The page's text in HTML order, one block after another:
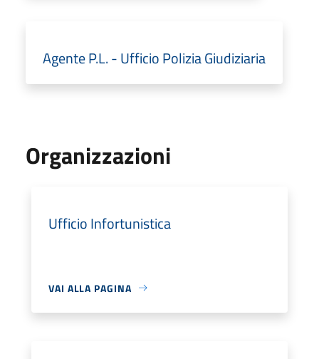
Agente P.L. - Ufficio Polizia Giudiziaria
Organizzazioni
Ufficio Infortunistica
VAI ALLA PAGINA